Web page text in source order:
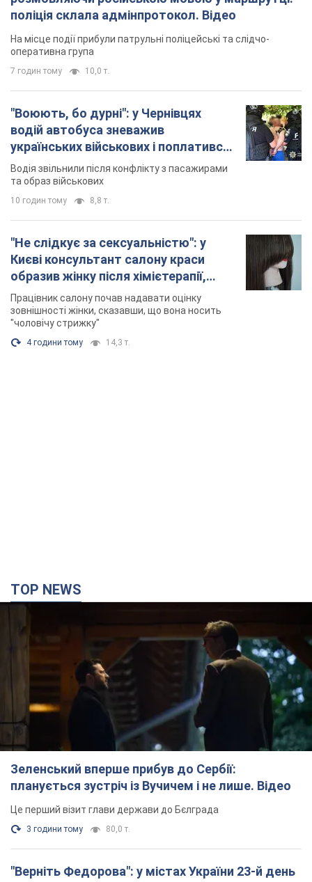
українських військових і поплатився.
Відео
та образ військових
"Не слідкує за сексуальністю": у
Києві консультант салону краси
образив жінку після хімієтерапії,
розгорівся скандал. Фото
зовнішності жінки, сказавши, що вона носить
"чоловічу стрижку"
4 години тому 14,3 т.
Зеленський вперше прибув до Сербії:
планується зустріч із Вучичем і не лише. Відео
Це перший візит глави держави до Бєлграда
3 години тому 80,0 т.
"Верніть Федорова": у містах України 23-й день
поспіль тривають масові мітинги з
картонками. Фото і відео
Учасники акцій продовжують серію щоденних протестів
4 години тому 2,2 т.
Сенат США схвалив законопроєкт Грема про
санкції проти Росії: що далі